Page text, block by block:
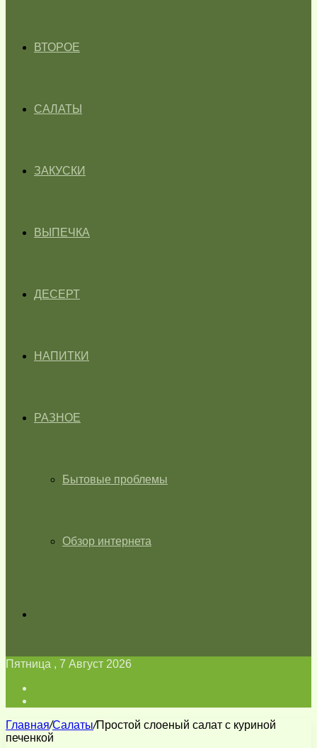
ВТОРОЕ
САЛАТЫ
ЗАКУСКИ
ВЫПЕЧКА
ДЕСЕРТ
НАПИТКИ
РАЗНОЕ
Бытовые проблемы
Обзор интернета
Пятница , 7 Август 2026
Главная/Салаты/Простой слоеный салат с куриной
печенкой